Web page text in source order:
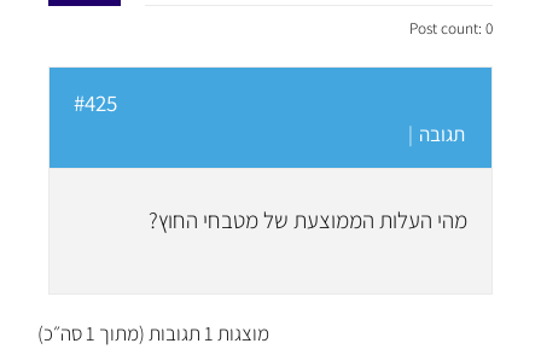
Post count: 0
#425
תגובה |
מהי העלות הממוצעת של מטבחי החוץ?
מוצגות 1 תגובות (מתוך 1 סה״כ)